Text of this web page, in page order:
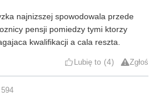
najnizszej spowodowala przede
pensji pomiedzy tymi ktorzy
kwalifikacji a cala reszta.
Lubię to 4 Zgłoś